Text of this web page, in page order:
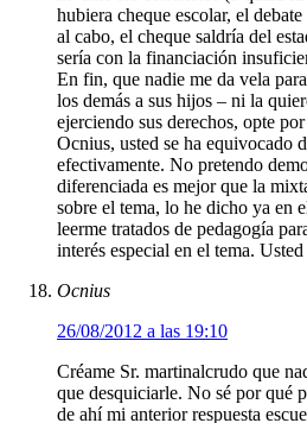
hubiera cheque escolar, el
al cabo, el cheque saldría del
sería con la financiación
En fin, que nadie me da vela
los demás a sus hijos – ni la
ejerciendo sus derechos, opte
Ocnius, usted se ha equivocado
efectivamente. No pretendo
diferenciada es mejor que la
sobre el tema, lo he dicho ya en
leerme tratados de pedagogía
interés especial en el tema.
Ocnius
26/08/2012 a las 19:10
Créame Sr. martinalcrudo que
que desquiciarle. No sé por qué
de ahí mi anterior respuesta